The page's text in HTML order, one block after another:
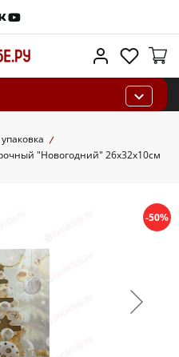
VKontakte
Youtube
Личный
"Новогодний" 26х32х10см
-50%